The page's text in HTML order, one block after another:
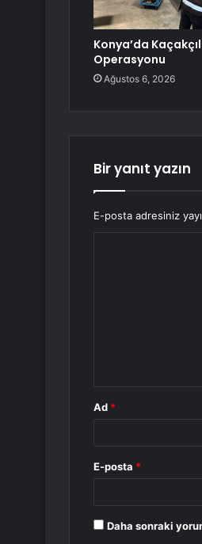
Konya’da
Operasyonu
Ağustos 6, 2026
Bir yanıt yazın
E-posta adresiniz
Ad *
E-posta *
Daha sonraki